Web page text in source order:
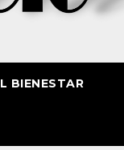
BIENESTAR